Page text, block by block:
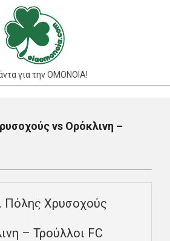
για την ΟΜΟΝΟΙΑ!
vs Ορόκλινη –
Πόλης Χρυσοχούς
– Τρούλλοι FC